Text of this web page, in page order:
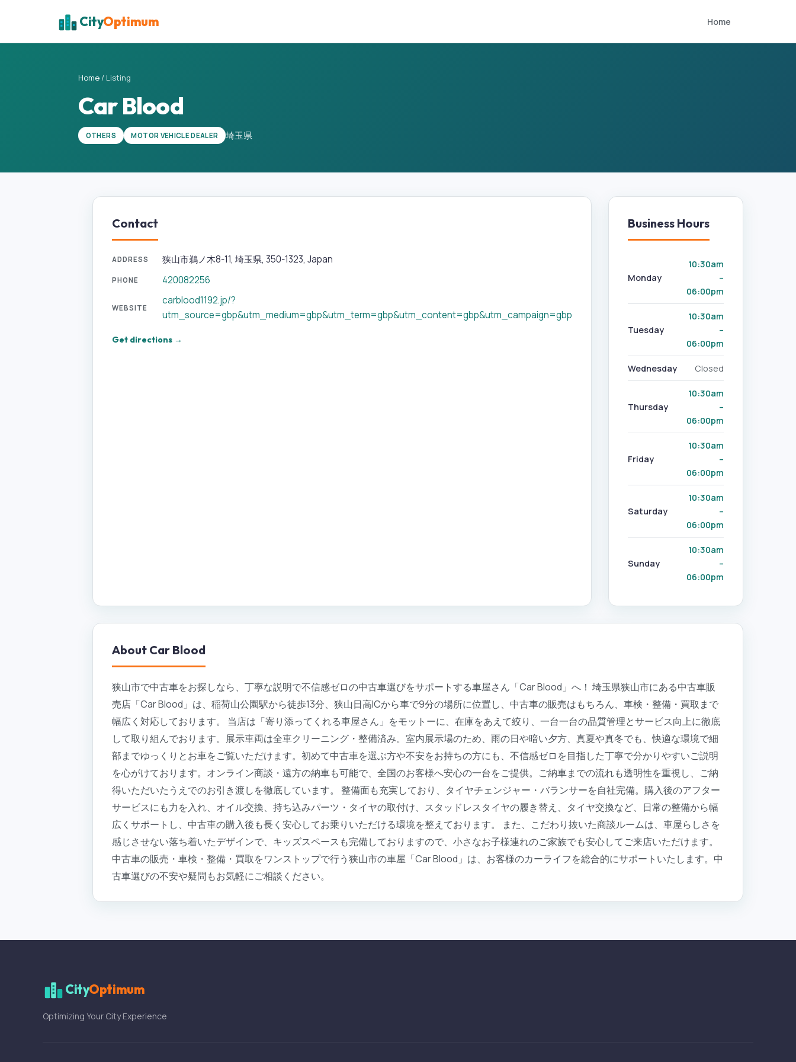
CityOptimum Home
Home / Listing
Car Blood
OTHERS MOTOR VEHICLE DEALER 埼玉県
Contact
ADDRESS 狭山市鵜ノ木8-11, 埼玉県, 350-1323, Japan
PHONE 420082256
WEBSITE
carblood1192.jp/?
utm_source=gbp&utm_medium=gbp&utm_term=gbp&utm_content=gbp&utm_campaign=gbp
Get directions →
Business Hours
Monday
10:30am
–
06:00pm
Tuesday
10:30am
–
06:00pm
Wednesday Closed
Thursday
10:30am
–
06:00pm
Friday
10:30am
–
06:00pm
Saturday
10:30am
–
06:00pm
Sunday
10:30am
–
06:00pm
About Car Blood
狭山市で中古車をお探しなら、丁寧な説明で不信感ゼロの中古車選びをサポートする車屋さん「Car Blood」へ！ 埼玉県狭山市にある中古車販
売店「Car Blood」は、稲荷山公園駅から徒歩13分、狭山日高ICから車で9分の場所に位置し、中古車の販売はもちろん、車検・整備・買取まで
幅広く対応しております。 当店は「寄り添ってくれる車屋さん」をモットーに、在庫をあえて絞り、一台一台の品質管理とサービス向上に徹底
して取り組んでおります。展示車両は全車クリーニング・整備済み。室内展示場のため、雨の日や暗い夕方、真夏や真冬でも、快適な環境で細
部までゆっくりとお車をご覧いただけます。初めて中古車を選ぶ方や不安をお持ちの方にも、不信感ゼロを目指した丁寧で分かりやすいご説明
を心がけております。オンライン商談・遠方の納車も可能で、全国のお客様へ安心の一台をご提供。ご納車までの流れも透明性を重視し、ご納
得いただいたうえでのお引き渡しを徹底しています。 整備面も充実しており、タイヤチェンジャー・バランサーを自社完備。購入後のアフター
サービスにも力を入れ、オイル交換、持ち込みパーツ・タイヤの取付け、スタッドレスタイヤの履き替え、タイヤ交換など、日常の整備から幅
広くサポートし、中古車の購入後も長く安心してお乗りいただける環境を整えております。 また、こだわり抜いた商談ルームは、車屋らしさを
感じさせない落ち着いたデザインで、キッズスペースも完備しておりますので、小さなお子様連れのご家族でも安心してご来店いただけます。
中古車の販売・車検・整備・買取をワンストップで行う狭山市の車屋「Car Blood」は、お客様のカーライフを総合的にサポートいたします。中
古車選びの不安や疑問もお気軽にご相談ください。
CityOptimum
Optimizing Your City Experience